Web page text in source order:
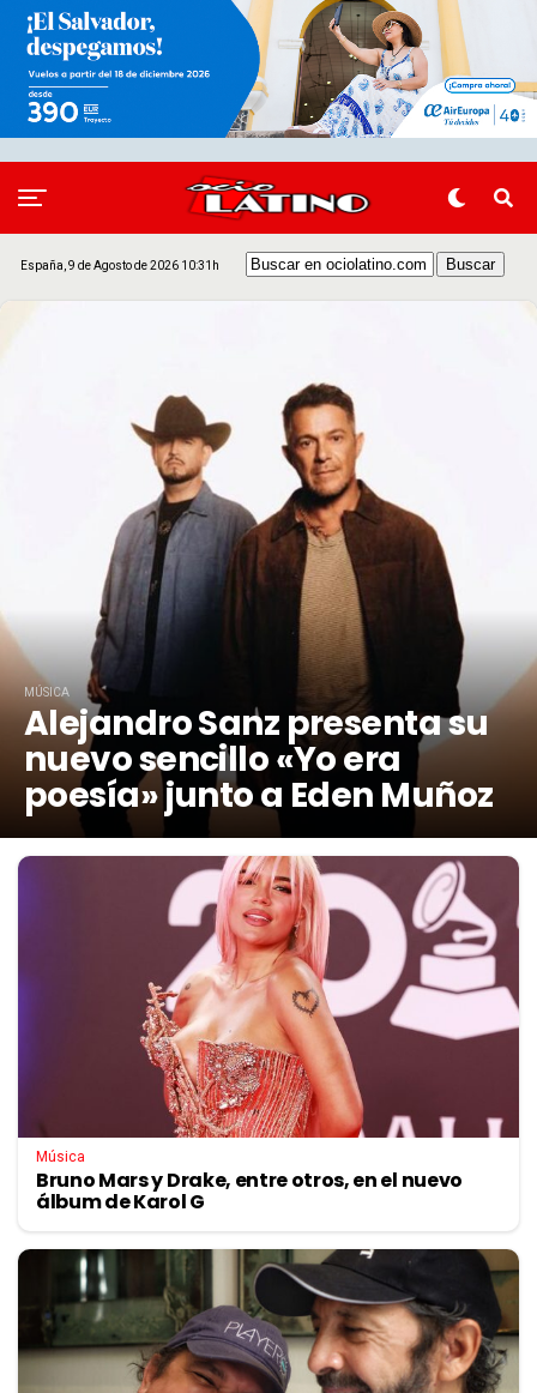
España, 9 de Agosto de 2026 10:31h
MÚSICA
Alejandro Sanz presenta su
nuevo sencillo «Yo era
poesía» junto a Eden Muñoz
Música
Bruno Mars y Drake, entre otros, en el nuevo
álbum de Karol G